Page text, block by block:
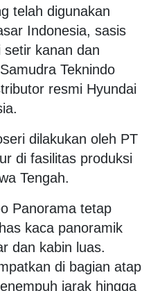
telah digunakan
Indonesia, sasis
setir kanan dan
Teknindo
resmi Hyundai
dilakukan oleh PT
di fasilitas produksi
Tengah.
Panorama tetap
kaca panoramik
dan kabin luas.
di bagian atap
jarak hingga